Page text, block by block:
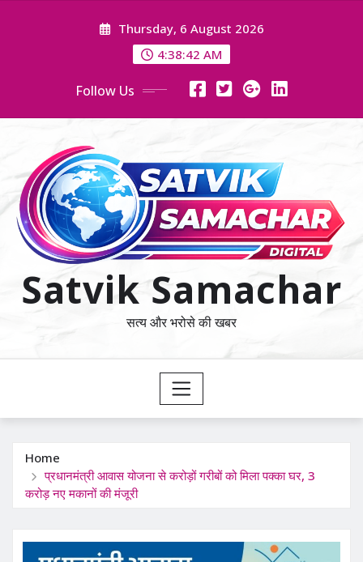
Thursday, 6 August 2026
4:38:42 AM
Follow Us
Satvik Samachar
सत्य और भरोसे की खबर
Home
प्रधानमंत्री आवास योजना से करोड़ों गरीबों को मिला पक्का घर, 3
करोड़ नए मकानों की मंजूरी